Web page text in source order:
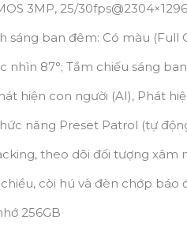
3MP, 25/
sáng ban đêm: Có màu (Full
nhìn 87°; Tầm chiếu sáng
hiện con người (AI), Phát
năng Preset Patrol (tự
theo dõi đối tượng xâm
còi hú và đèn chớp báo
256GB